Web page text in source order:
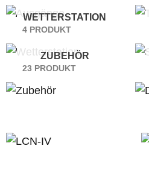
WETTERSTATION
4 PRODUKT
ZUBEHÖR
23 PRODUKT